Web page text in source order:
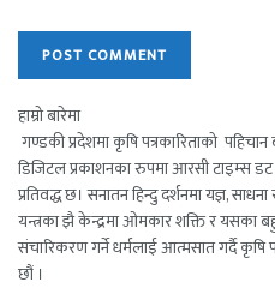
हाम्रो बारेमा
गण्डकी प्रदेशमा कृषि पत्रकारिताको
डिजिटल प्रकाशनका रुपमा आरसी टाइम्स डट
प्रतिवद्ध छ। सनातन हिन्दु दर्शनमा यज्ञ,
यन्त्रका झै केन्द्रमा ओमकार शक्ति र यसका
संचारिकरण गर्ने धर्मलाई आत्मसात गर्दै कृषि
छौं ।